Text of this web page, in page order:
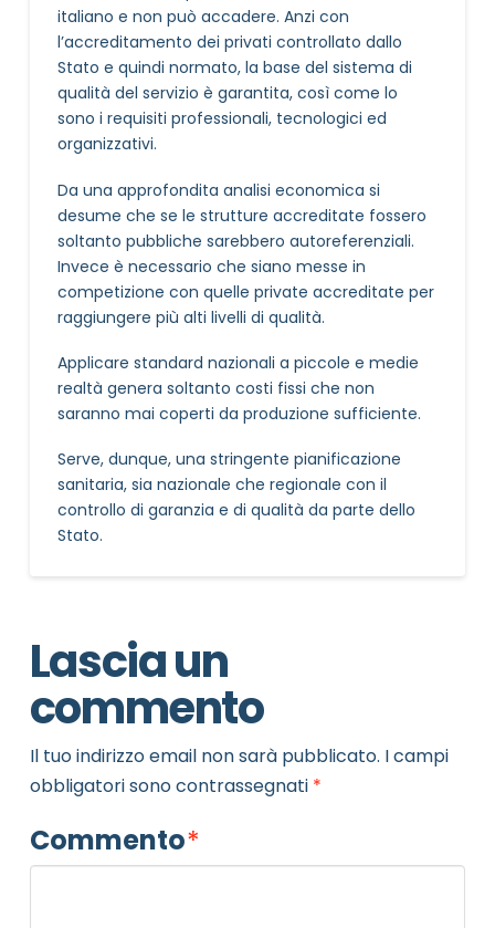
italiano e non può accadere. Anzi con
l’accreditamento dei privati controllato dallo
Stato e quindi normato, la base del sistema di
qualità del servizio è garantita, così come lo
sono i requisiti professionali, tecnologici ed
organizzativi.
Da una approfondita analisi economica si
desume che se le strutture accreditate fossero
soltanto pubbliche sarebbero autoreferenziali.
Invece è necessario che siano messe in
competizione con quelle private accreditate per
raggiungere più alti livelli di qualità.
Applicare standard nazionali a piccole e medie
realtà genera soltanto costi fissi che non
saranno mai coperti da produzione sufficiente.
Serve, dunque, una stringente pianificazione
sanitaria, sia nazionale che regionale con il
controllo di garanzia e di qualità da parte dello
Stato.
Lascia un
commento
Il tuo indirizzo email non sarà pubblicato. I campi
obbligatori sono contrassegnati *
Commento*